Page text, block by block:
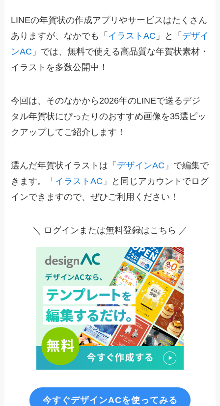
LINEの年賀状の作成アプリやサービスはたくさん
ありますが、なかでも「 イラストAC 」と「 デザイ
ンAC 」では、無料で使える高品質な年賀状素材・
イラストを多数公開中！
今回は、そのなかから2026年のLINEで送るデジ
タル年賀状にぴったりのおすすめ画像を35選ピッ
クアップしてご紹介します！
選んだ年賀状イラストは「 デザインAC 」で編集で
きます。「 イラストAC 」と同じアカウントでログ
インできますので、ぜひご利用ください！
＼ ログインまたは無料登録はこちら ／
今すぐデザインACを使ってみる